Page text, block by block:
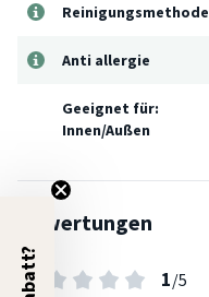
Reinigungsmethode
Anti allergie
Geeignet für:
Innen/Außen
Bewertungen
1/5